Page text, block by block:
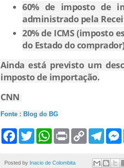
60% de imposto de
administrado pela
20% de ICMS (imposto
do Estado do
Ainda está previsto um
imposto de importação.
CNN
Fonte : Blog do BG
F
b
T
w
t
W
s
P
t
C
T
g
M
Posted by Inacio de Colombita